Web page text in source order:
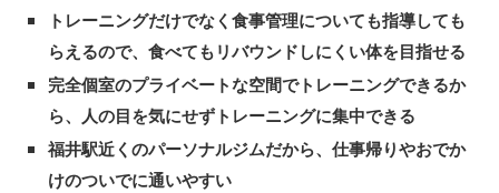
トレーニングだけでなく食事管理についても指導しても
らえるので、食べてもリバウンドしにくい体を目指せる
完全個室のプライベートな空間でトレーニングできるか
ら、人の目を気にせずトレーニングに集中できる
福井駅近くのパーソナルジムだから、仕事帰りやおでか
けのついでに通いやすい